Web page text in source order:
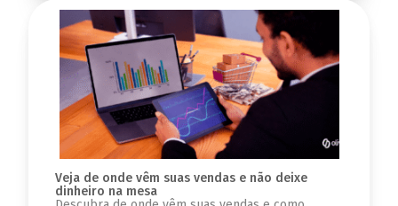
Veja de onde vêm suas vendas e não deixe
dinheiro na mesa